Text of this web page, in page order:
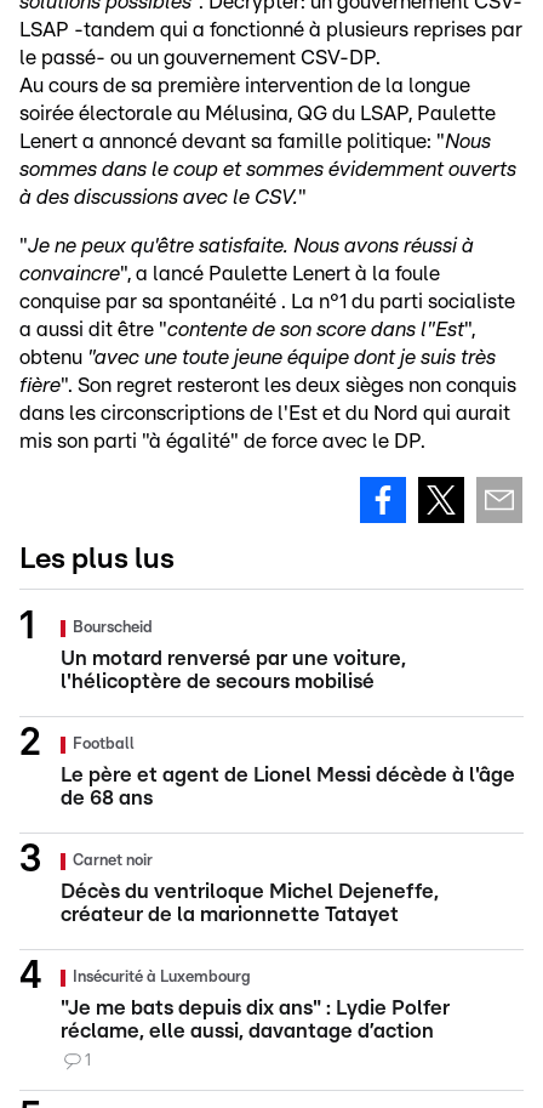
LSAP -tandem qui a fonctionné à plusieurs reprises par
le passé- ou un gouvernement CSV-DP.
Au cours de sa première intervention de la longue
soirée électorale au Mélusina, QG du LSAP, Paulette
Lenert a annoncé devant sa famille politique: "Nous
sommes dans le coup et sommes évidemment ouverts
à des discussions avec le CSV."
"Je ne peux qu'être satisfaite. Nous avons réussi à
convaincre", a lancé Paulette Lenert à la foule
conquise par sa spontanéité . La n°1 du parti socialiste
a aussi dit être "contente de son score dans l"Est",
obtenu "avec une toute jeune équipe dont je suis très
fière". Son regret resteront les deux sièges non conquis
dans les circonscriptions de l'Est et du Nord qui aurait
mis son parti "à égalité" de force avec le DP.
Les plus lus
Bourscheid
Un motard renversé par une voiture,
l'hélicoptère de secours mobilisé
Football
Le père et agent de Lionel Messi décède à l'âge
de 68 ans
Carnet noir
Décès du ventriloque Michel Dejeneffe,
créateur de la marionnette Tatayet
Insécurité à Luxembourg
"Je me bats depuis dix ans" : Lydie Polfer
réclame, elle aussi, davantage d’action
1